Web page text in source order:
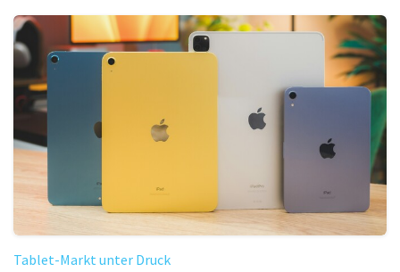
Tablet-Markt unter Druck